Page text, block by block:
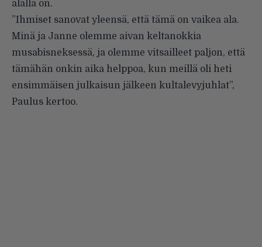
alalla on.
”Ihmiset sanovat yleensä, että tämä on vaikea ala.
Minä ja Janne olemme aivan keltanokkia
musabisneksessä, ja olemme vitsailleet paljon, että
tämähän onkin aika helppoa, kun meillä oli heti
ensimmäisen julkaisun jälkeen kultalevyjuhlat”,
Paulus kertoo.